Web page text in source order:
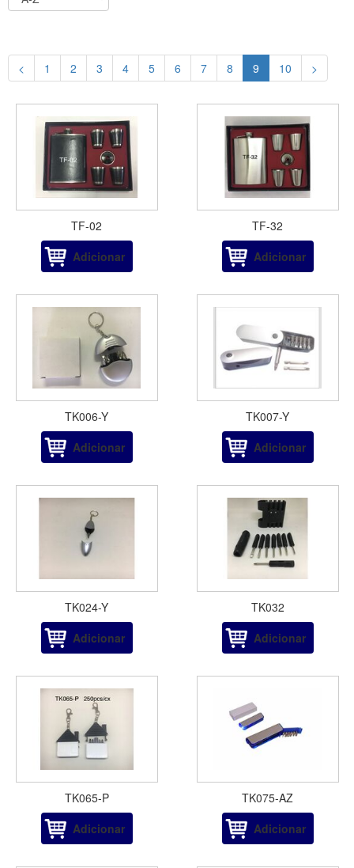
< 1 2 3 4 5 6 7 8 9 10 >
TF-02
Adicionar
TF-32
Adicionar
TK006-Y
Adicionar
TK007-Y
Adicionar
TK024-Y
Adicionar
TK032
Adicionar
TK065-P
Adicionar
TK075-AZ
Adicionar